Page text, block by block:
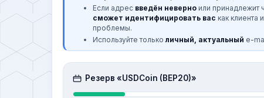
Если адрес введён неверно или
сможет идентифицировать вас как клиента
проблемы.
Используйте только личный, актуальный e-
Резерв «USDCoin (BEP20)»